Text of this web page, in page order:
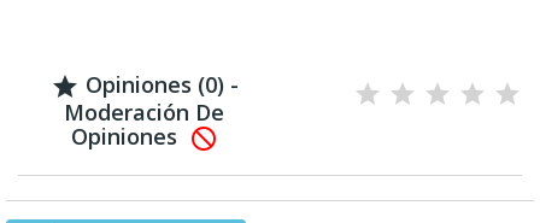
 Opiniones (0) -
Moderación De
Opiniones 